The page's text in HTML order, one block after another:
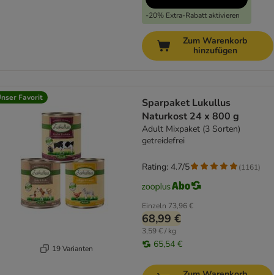
-20% Extra-Rabatt aktivieren
Zum Warenkorb
hinzufügen
Favorit
19 Varianten
Sparpaket Lukullus
Naturkost 24 x 800 g
Adult Mixpaket (3 Sorten)
getreidefrei
Einzeln 73,96 €
68,99 €
3,59 € / kg
65,54 €
Rating: 4.7/5 (1161)